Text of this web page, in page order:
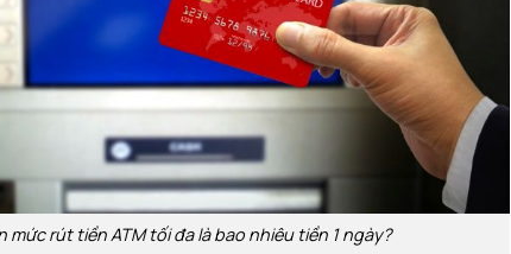
mức rút tiền ATM tối đa là bao nhiêu tiền 1 ngày?